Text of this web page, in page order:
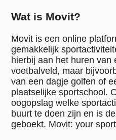
Wat is Movit?
Movit is een online
gemakkelijk
hierbij aan het huren van
voetbalveld, maar
van een dagje golfen of
plaatselijke sportschool.
oogopslag welke
buurt te doen zijn en is
geboekt. Movit: your